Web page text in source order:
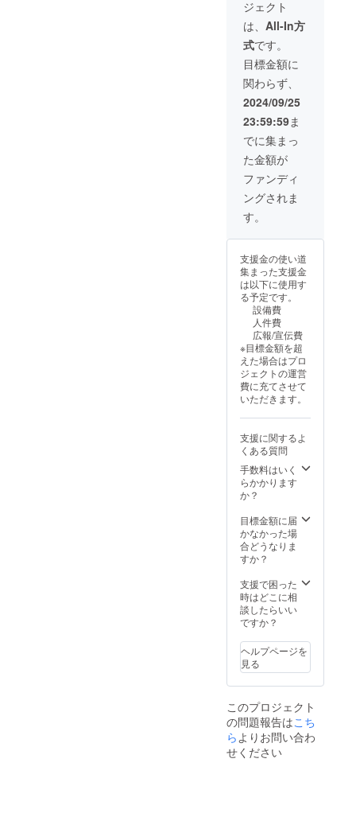
ご相談くださ
い。 また、個人
での支援を考え
てる方は一度相
談ください。
ジェクト
は、 All-In方
式です。
目標金額に
関わらず、
2024/09/25
23:59:59ま
でに集まっ
た金額が
ファンディ
ングされま
す。
支援金の使い道
集まった支援金
は以下に使用す
る予定です。
設備費
人件費
広報/宣伝費
※目標金額を超
えた場合はプロ
ジェクトの運営
費に充てさせて
いただきます。
支援に関するよ
くある質問
手数料はいく
らかかります
か？
目標金額に届
かなかった場
合どうなりま
すか？
支援で困った
時はどこに相
談したらいい
ですか？
ヘルプページを
見る
このプロジェクト
の問題報告はこち
ら よりお問い合わ
せください